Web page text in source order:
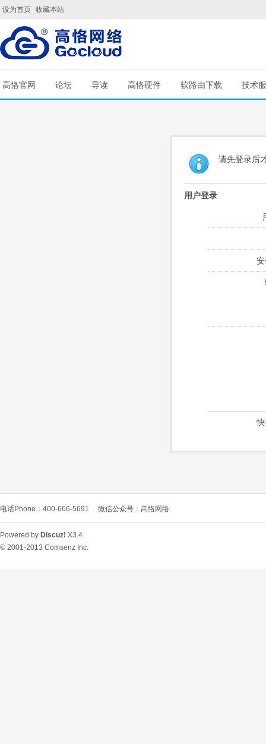
设为首页 收藏本站
高恪官网 论坛 导读 高恪硬件 软路由下载 技术
请先登录后
用户登录
电话Phone：400-666-5691 微信公众号：高恪网络
Powered by Discuz! X3.4
© 2001-2013 Comsenz Inc.